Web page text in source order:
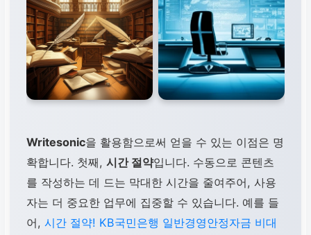
Writesonic을 활용함으로써 얻을 수 있는 이점은 명
확합니다. 첫째,시간 절약입니다. 수동으로 콘텐츠
를 작성하는 데 드는 막대한 시간을 줄여주어, 사용
자는 더 중요한 업무에 집중할 수 있습니다. 예를 들
어,시간 절약! KB국민은행 일반경영안정자금 비대